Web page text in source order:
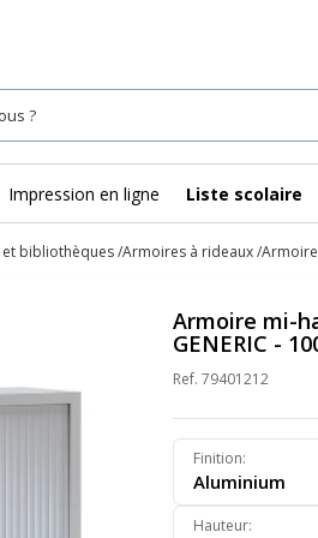
Impression en ligne Liste scolaire
bibliothèques Armoires à rideaux Armoire
Armoire mi-
GENERIC -
Ref. 79401212
Finition:
Aluminium
Hauteur: